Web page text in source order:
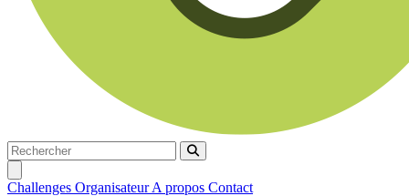
Rechercher
Rechercher
Challenges OrganisateurA propos Contact